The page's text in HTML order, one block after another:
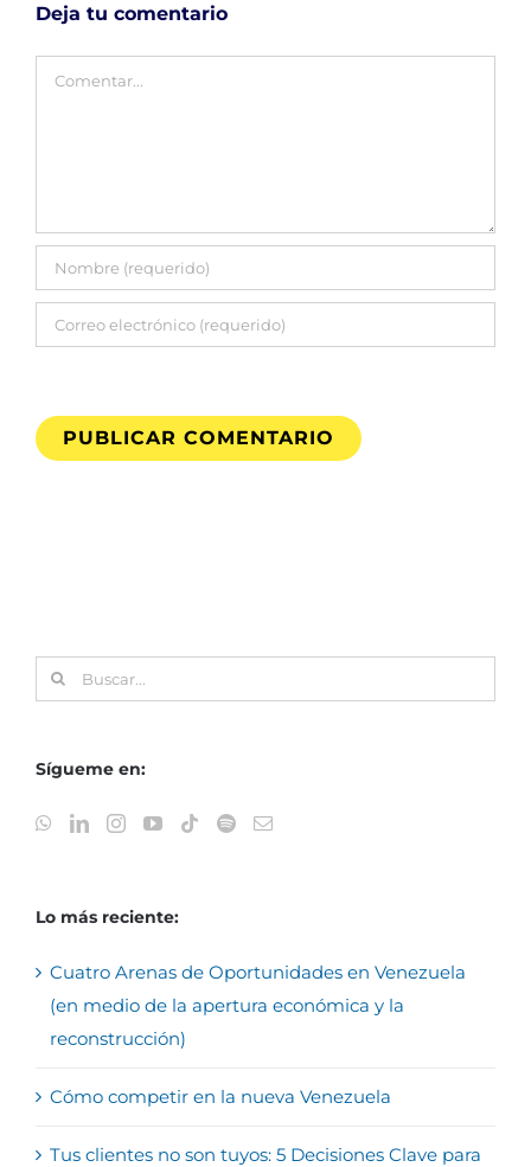
Deja tu comentario
Comentar
Buscar:
Sígueme en:
Lo más reciente:
Cuatro Arenas de Oportunidades en Venezuela
(en medio de la apertura económica y la
reconstrucción)
Cómo competir en la nueva Venezuela
Tus clientes no son tuyos: 5 Decisiones Clave para